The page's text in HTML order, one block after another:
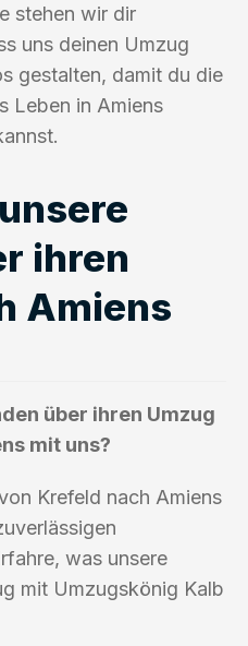
stehen wir dir
uns deinen Umzug
gestalten, damit du die
Leben in Amiens
ihren
Amiens
über ihren Umzug
mit uns?
Krefeld nach Amiens
was unsere
mit Umzugskönig Kalb